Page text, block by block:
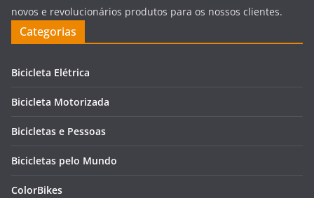
novos e revolucionários produtos para os nossos clientes.
Categorias
Bicicleta Elétrica
Bicicleta Motorizada
Bicicletas e Pessoas
Bicicletas pelo Mundo
ColorBikes